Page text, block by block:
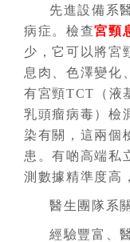
先進設備系
病症。檢查宮頸
少，它可以將宮
息肉、色澤變化
有宮頸TCT（液
乳頭瘤病毒）檢
染有關，這兩個
患。有啲高端私
測數據精準度高
醫生團隊系
經驗豐富、